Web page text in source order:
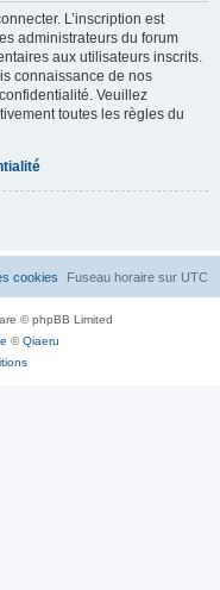
L’inscription est
administrateurs du forum
aux utilisateurs inscrits.
connaissance de nos
Veuillez
toutes les règles du
Fuseau horaire sur UTC
cookies
© phpBB Limited
©Qiaeru